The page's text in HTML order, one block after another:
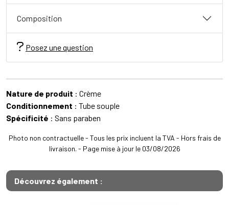
Composition
Posez une question
Nature de produit : Crème
Conditionnement : Tube souple
Spécificité : Sans paraben
Photo non contractuelle - Tous les prix incluent la TVA - Hors frais de
livraison. - Page mise à jour le 03/08/2026
Découvrez également :